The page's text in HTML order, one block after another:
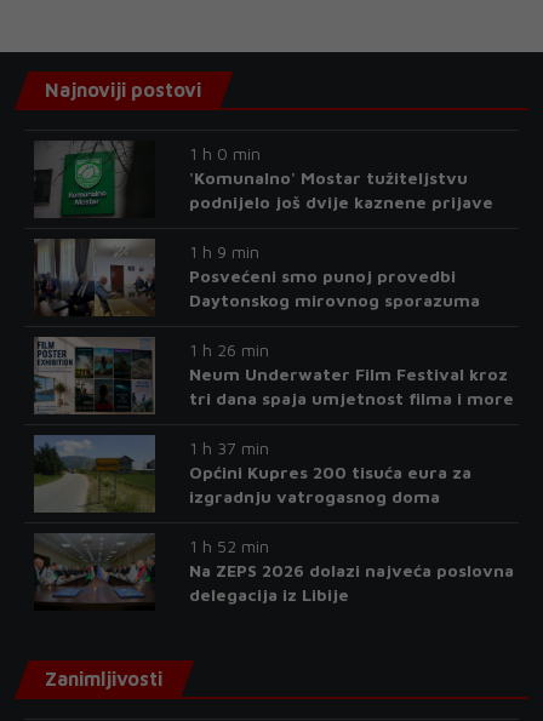
Najnoviji postovi
1 h 0 min
'Komunalno' Mostar tužiteljstvu
podnijelo još dvije kaznene prijave
1 h 9 min
Posvećeni smo punoj provedbi
Daytonskog mirovnog sporazuma
1 h 26 min
Neum Underwater Film Festival kroz
tri dana spaja umjetnost filma i more
1 h 37 min
Općini Kupres 200 tisuća eura za
izgradnju vatrogasnog doma
1 h 52 min
Na ZEPS 2026 dolazi najveća poslovna
delegacija iz Libije
Zanimljivosti